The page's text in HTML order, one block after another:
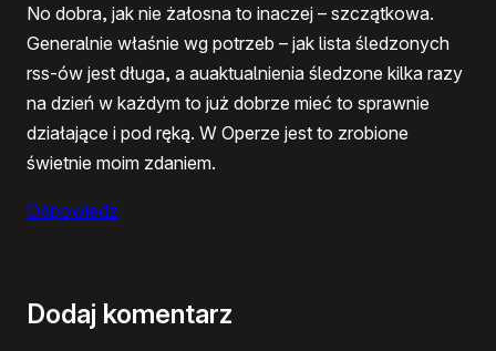
No dobra, jak nie żałosna to inaczej – szczątkowa.
Generalnie właśnie wg potrzeb – jak lista śledzonych
rss-ów jest długa, a auaktualnienia śledzone kilka razy
na dzień w każdym to już dobrze mieć to sprawnie
działające i pod ręką. W Operze jest to zrobione
świetnie moim zdaniem.
Odpowiedz
Dodaj komentarz